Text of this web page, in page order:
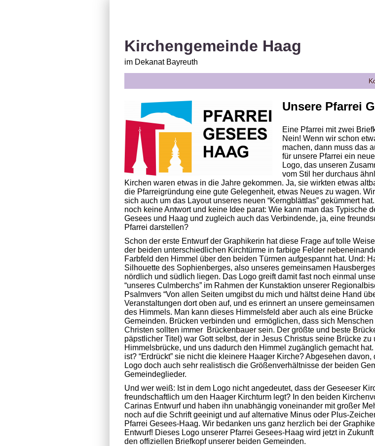
Kirchengemeinde Haag
im Dekanat Bayreuth
Unsere Pfarrei
Eine Pfarrei mit zwei
Nein! Wenn wir schon
machen, dann muss das
für unsere Pfarrei ein
Logo, das unseren
vom Stil her durchaus
Kirchen waren etwas in die Jahre gekommen. Ja, sie wirkten etwas
die Pfarreigründung eine gute Gelegenheit, etwas Neues zu wagen.
sich auch um das Layout unseres neuen “Kerngblättlas” gekümmert
noch keine Antwort und keine Idee parat: Wie kann man das Typische
Gesees und Haag und zugleich auch das Verbindende, ja, eine
Pfarrei darstellen?
Schon der erste Entwurf der Graphikerin hat diese Frage auf tolle
der beiden unterschiedlichen Kirchtürme in farbige Felder
Farbfeld den Himmel über den beiden Türmen aufgespannt hat. Und:
Silhouette des Sophienberges, also unseres gemeinsamen
nördlich und südlich liegen. Das Logo greift damit fast noch einmal
“unseres Culmberchs” im Rahmen der Kunstaktion unserer
Psalmvers “Von allen Seiten umgibst du mich und hältst deine Hand
Veranstaltungen dort oben auf, und es erinnert an unsere
des Himmels. Man kann dieses Himmelsfeld aber auch als eine
Gemeinden. Brücken verbinden und ermöglichen, dass sich
Christen sollten immer Brückenbauer sein. Der größte und beste
päpstlicher Titel) war Gott selbst, der in Jesus Christus seine Brücke
Himmelsbrücke, und uns dadurch den Himmel zugänglich gemacht
ist? “Erdrückt” sie nicht die kleinere Haager Kirche? Abgesehen
Logo doch auch sehr realistisch die Größenverhältnisse der beiden
Gemeindeglieder.
Und wer weiß: Ist in dem Logo nicht angedeutet, dass der Geseeser
freundschaftlich um den Haager Kirchturm legt? In den beiden
Carinas Entwurf und haben ihn unabhängig voneinander mit großer
noch auf die Schrift geeinigt und auf alternative Minus oder Plus-
Pfarrei Gesees-Haag. Wir bedanken uns ganz herzlich bei der
Entwurf! Dieses Logo unserer Pfarrei Gesees-Haag wird jetzt in
den offiziellen Briefkopf unserer beiden Gemeinden.